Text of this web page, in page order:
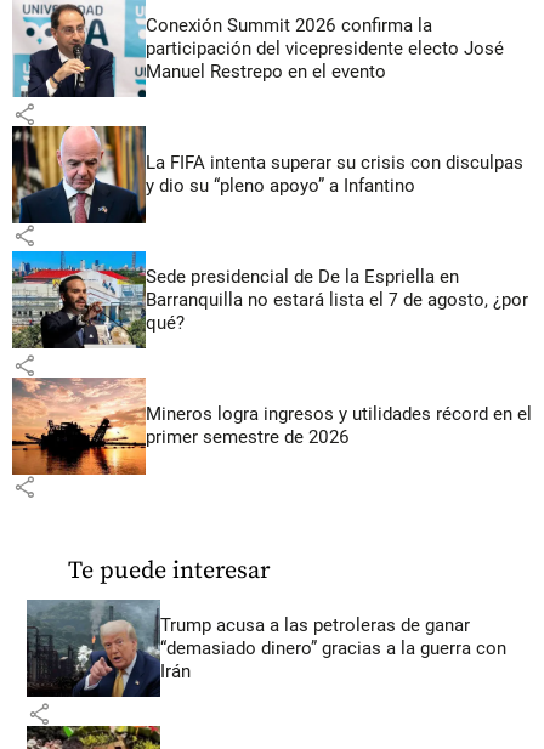
Conexión Summit 2026 confirma la
participación del vicepresidente electo José
Manuel Restrepo en el evento
share
La FIFA intenta superar su crisis con disculpas
y dio su “pleno apoyo” a Infantino
share
Sede presidencial de De la Espriella en
Barranquilla no estará lista el 7 de agosto, ¿por
qué?
share
Mineros logra ingresos y utilidades récord en el
primer semestre de 2026
share
Te puede interesar
Trump acusa a las petroleras de ganar
“demasiado dinero” gracias a la guerra con
Irán
share